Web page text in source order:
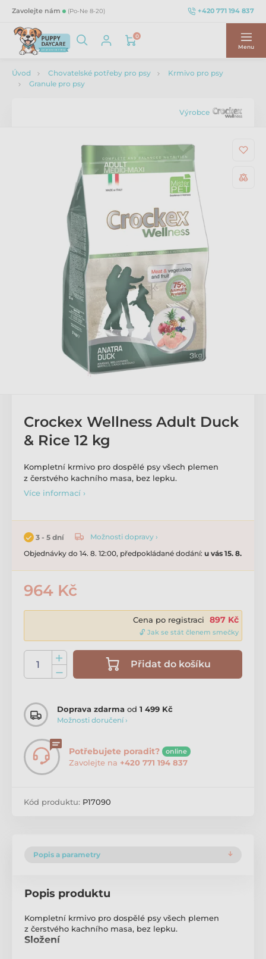
Zavolejte nám (Po-Ne 8-20) +420 771 194 837
0
Menu
Úvod Chovatelské potřeby pro psy
Krmivo pro psy
Granule pro psy
Výrobce
Crockex Wellness Adult Duck
& Rice 12 kg
Kompletní krmivo pro dospělé psy všech plemen
z čerstvého kachního masa, bez lepku.
Více informací ›
3 - 5 dní
Možnosti dopravy ›
Objednávky do 14. 8. 12:00, předpokládané dodání: u vás 15. 8.
964 Kč
Cena po registraci 897 Kč
🔓 Jak se stát členem smečky
Přidat do košíku
Doprava zdarma od 1 499 Kč
Možnosti doručení ›
Potřebujete poradit? online
Zavolejte na +420 771 194 837
Kód produktu: P17090
Popis a parametry
Popis produktu
Kompletní krmivo pro dospělé psy všech plemen
z čerstvého kachního masa, bez lepku.
Složení